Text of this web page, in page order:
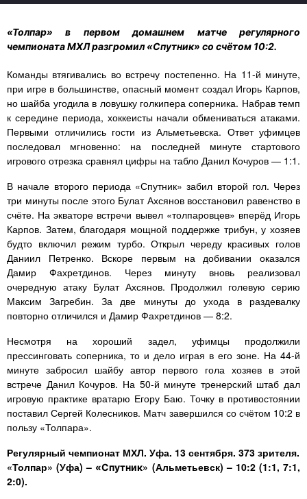
«Толпар» в первом домашнем матче регулярного
чемпионата МХЛ разгромил «Спутник» со счётом 10:2.
Команды втягивались во встречу постепенно. На 11-й минуте,
при игре в большинстве, опасный момент создал Игорь Карпов,
но шайба угодила в ловушку голкипера соперника. Набрав темп
к середине периода, хоккеисты начали обмениваться атаками.
Первыми отличились гости из Альметьевска. Ответ уфимцев
последовал мгновенно: на последней минуте стартового
игрового отрезка сравнял цифры на табло Данил Кочуров — 1:1.
В начале второго периода «Спутник» забил второй гол. Через
три минуты после этого Булат Ахсянов восстановил равенство в
счёте. На экваторе встречи вывел «толпаровцев» вперёд Игорь
Карпов. Затем, благодаря мощной поддержке трибун, у хозяев
будто включил режим турбо. Открыл череду красивых голов
Даниил Петренко. Вскоре первым на добивании оказался
Дамир Фахретдинов. Через минуту вновь реализовал
очередную атаку Булат Ахсянов. Продолжил голевую серию
Максим Загребин. За две минуты до ухода в раздевалку
повторно отличился и Дамир Фахретдинов — 8:2.
Несмотря на хороший задел, уфимцы продолжили
прессинговать соперника, то и дело играя в его зоне. На 44-й
минуте забросил шайбу автор первого гола хозяев в этой
встрече Данил Кочуров. На 50-й минуте тренерский штаб дал
игровую практике вратарю Егору Баю. Точку в противостоянии
поставил Сергей Колесников. Матч завершился со счётом 10:2 в
пользу «Толпара».
Регулярный чемпионат МХЛ. Уфа. 13 сентября. 373 зрителя.
«Толпар» (Уфа) – «Спутник» (Альметьевск)– 10:2 (1:1, 7:1,
2:0).